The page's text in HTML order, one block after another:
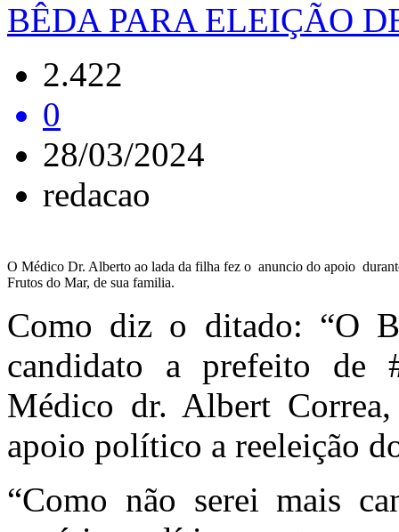
BÊDA PARA ELEIÇÃO
2.422
0
28/03/2024
redacao
O Médico Dr. Alberto ao lada da filha fez o anuncio do apoio
Frutos do Mar, de sua familia.
Como diz o ditado: “O
candidato a prefeito de
Médico dr. Albert
apoio político a reeleição
“Como não serei mais